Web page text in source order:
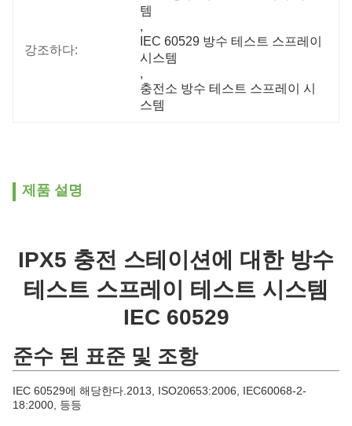
강조하다:
템
,
IEC 60529 방수 테스트 스프레이
시스템
,
충전소 방수 테스트 스프레이 시
스템
제품 설명
IPX5 충전 스테이션에 대한 방수
테스트 스프레이 테스트 시스템
IEC 60529
준수 된 표준 및 조항
IEC 60529에 해당한다.2013, ISO20653:2006, IEC60068-2-
18:2000, 등등